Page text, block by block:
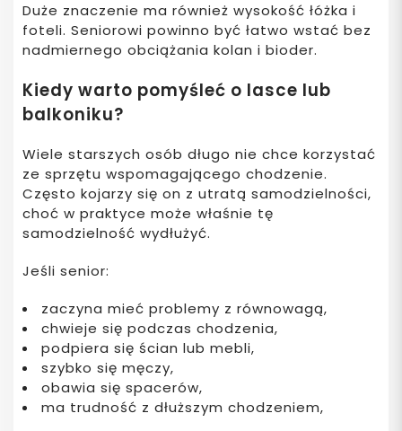
Duże znaczenie ma również wysokość łóżka i
foteli. Seniorowi powinno być łatwo wstać bez
nadmiernego obciążania kolan i bioder.
Kiedy warto pomyśleć o lasce lub
balkoniku?
Wiele starszych osób długo nie chce korzystać
ze sprzętu wspomagającego chodzenie.
Często kojarzy się on z utratą samodzielności,
choć w praktyce może właśnie tę
samodzielność wydłużyć.
Jeśli senior:
zaczyna mieć problemy z równowagą,
chwieje się podczas chodzenia,
podpiera się ścian lub mebli,
szybko się męczy,
obawia się spacerów,
ma trudność z dłuższym chodzeniem,